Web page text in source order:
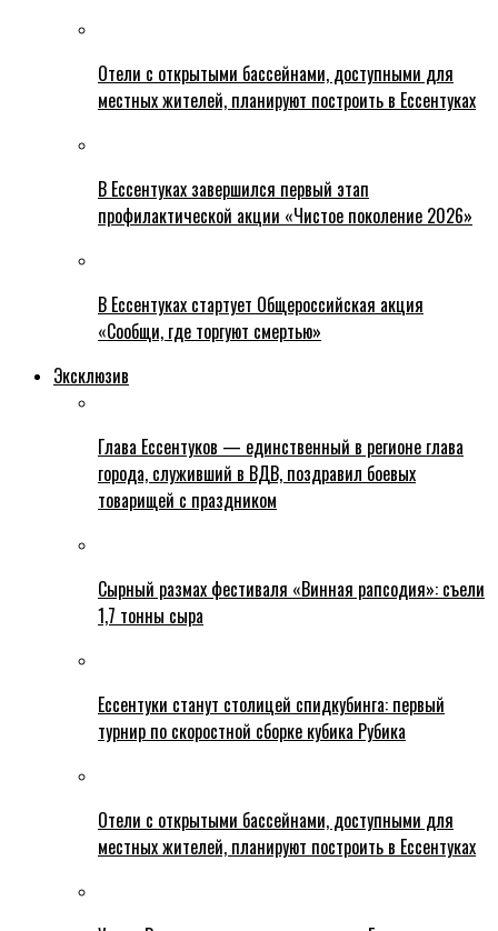
Отели с открытыми бассейнами, доступными для
местных жителей, планируют построить в Ессентуках
В Ессентуках завершился первый этап
профилактической акции «Чистое поколение 2026»
В Ессентуках стартует Общероссийская акция
«Сообщи, где торгуют смертью»
Эксклюзив
Глава Ессентуков — единственный в регионе глава
города, служивший в ВДВ, поздравил боевых
товарищей с праздником
Сырный размах фестиваля «Винная рапсодия»: съели
1,7 тонны сыра
Ессентуки станут столицей спидкубинга: первый
турнир по скоростной сборке кубика Рубика
Отели с открытыми бассейнами, доступными для
местных жителей, планируют построить в Ессентуках